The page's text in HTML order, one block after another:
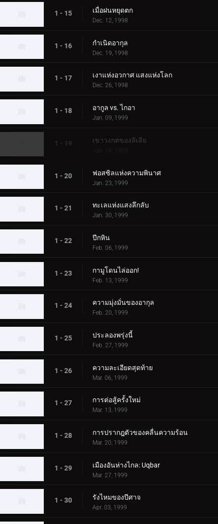
1 - 15 เมื่อฝนหยุดตก
Dec. 12, 1998
1 - 16 กำเนิดอากุล
Dec. 19, 1998
1 - 17 เงาแห่งอวกาศ แสงแห่งโลก
Dec. 26, 1998
1 - 18 อากูล vs. ไกอา
Jan. 09, 1999
1 - 19 เขาวงกตของลิเลีย
Jan. 16, 1999
1 - 20 ฟอสซิลแห่งความพินาศ
Jan. 23, 1999
1 - 21 ทะเลแห่งแสงลึกลับ
Jan. 30, 1999
1 - 22 ปีกหิน
Feb. 06, 1999
1 - 23 กามูโดนไล่ออก!
Feb. 13, 1999
1 - 24 ความมุ่งมั่นของอากุล
Feb. 20, 1999
1 - 25 ประลองพรุ่งนี้
Feb. 27, 1999
1 - 26 ความละเอียดสุดท้าย
Mar. 06, 1999
1 - 27 การต่อสู้ครั้งใหม่
Mar. 13, 1999
1 - 28 การปรากฎตัวของคลื่นความร้อน
Mar. 20, 1999
1 - 29 เมืองอันห่างไกล: Uqbar
Mar. 27, 1999
1 - 30 รังไหมของปีศาจ
Apr. 03, 1999